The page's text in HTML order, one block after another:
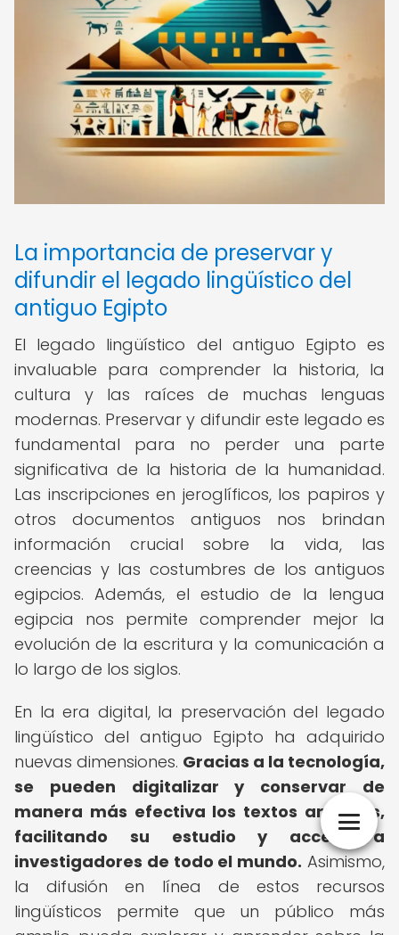
La importancia de preservar y
difundir el legado lingüístico del
antiguo Egipto
El legado lingüístico del antiguo Egipto es
invaluable para comprender la historia, la
cultura y las raíces de muchas lenguas
modernas. Preservar y difundir este legado es
fundamental para no perder una parte
significativa de la historia de la humanidad.
Las inscripciones en jeroglíficos, los papiros y
otros documentos antiguos nos brindan
información crucial sobre la vida, las
creencias y las costumbres de los antiguos
egipcios. Además, el estudio de la lengua
egipcia nos permite comprender mejor la
evolución de la escritura y la comunicación a
lo largo de los siglos.
En la era digital, la preservación del legado
lingüístico del antiguo Egipto ha adquirido
nuevas dimensiones. Gracias a la tecnología,
se pueden digitalizar y conservar de
manera más efectiva los textos antiguos,
facilitando su estudio y acceso a
investigadores de todo el mundo. Asimismo,
la difusión en línea de estos recursos
lingüísticos permite que un público más